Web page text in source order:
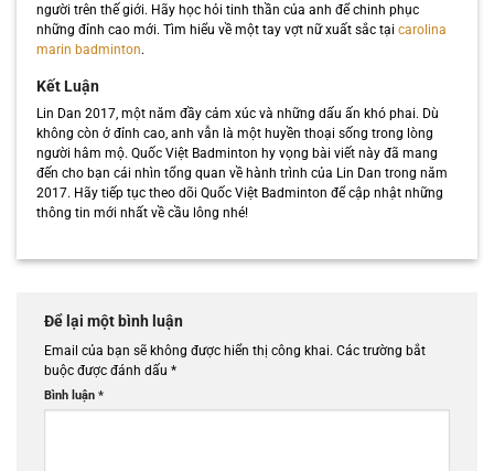
người trên thế giới. Hãy học hỏi tinh thần của anh để chinh phục
những đỉnh cao mới. Tìm hiểu về một tay vợt nữ xuất sắc tại carolina
marin badminton.
Kết Luận
Lin Dan 2017, một năm đầy cảm xúc và những dấu ấn khó phai. Dù
không còn ở đỉnh cao, anh vẫn là một huyền thoại sống trong lòng
người hâm mộ. Quốc Việt Badminton hy vọng bài viết này đã mang
đến cho bạn cái nhìn tổng quan về hành trình của Lin Dan trong năm
2017. Hãy tiếp tục theo dõi Quốc Việt Badminton để cập nhật những
thông tin mới nhất về cầu lông nhé!
Để lại một bình luận
Email của bạn sẽ không được hiển thị công khai. Các trường bắt
buộc được đánh dấu *
Bình luận *